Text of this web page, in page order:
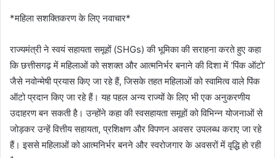
*महिला सशक्तिकरण के लिए नवाचार*
राज्यमंत्री ने स्वयं सहायता समूहों (SHGs) की भूमिका की सराहना करते हुए कहा
कि छत्तीसगढ़ में महिलाओं को सशक्त और आत्मनिर्भर बनाने की दिशा में ‘पिंक ऑटो’
जैसे नवोन्मेषी प्रयास किए जा रहे हैं, जिसके तहत महिलाओं को स्वामित्व वाले पिंक
ऑटो प्रदान किए जा रहे हैं। यह पहल अन्य राज्यों के लिए भी एक अनुकरणीय
उदाहरण बन सकती है। उन्होंने कहा की स्वसहायता समूहों को विभिन्न योजनाओं से
जोड़कर उन्हें वित्तीय सहायता, प्रशिक्षण और विपणन अवसर उपलब्ध कराए जा रहे
हैं। इससे महिलाओं को आत्मनिर्भर बनने और स्वरोजगार के अवसरों में वृद्धि हो रही